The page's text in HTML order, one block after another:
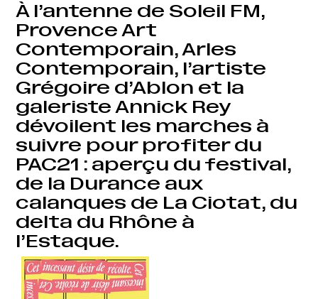
À l’antenne de Soleil FM,
Provence Art
Contemporain, Arles
Contemporain, l’artiste
Grégoire d’Ablon et la
galeriste Annick Rey
dévoilent les marches à
suivre pour profiter du
PAC21 : aperçu du festival,
de la Durance aux
calanques de La Ciotat, du
delta du Rhône à
l’Estaque.